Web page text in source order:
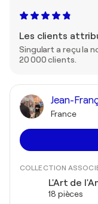
Les clients
Singulart a reçu la
20 000 clients.
Jean-
France
COLLECTION
L'Art de
18 pièces